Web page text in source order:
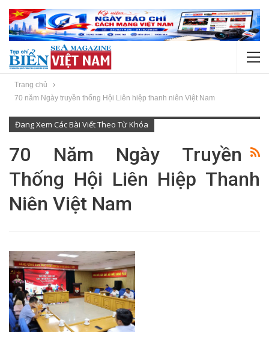
Trang chủ
70 năm Ngày truyền thống Hội Liên hiệp thanh niên Việt Nam
Đang Xem Các Bài Viết Theo Từ Khóa
70 Năm Ngày Truyền
Thống Hội Liên Hiệp Thanh
Niên Việt Nam